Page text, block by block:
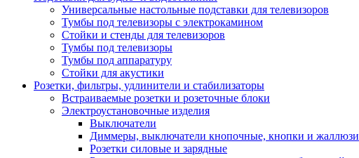
Универсальные настольные подставки для телевизоров
Тумбы под телевизоры с электрокамином
Стойки и стенды для телевизоров
Тумбы под телевизоры
Тумбы под аппаратуру
Стойки для акустики
Розетки, фильтры, удлинители и стабилизаторы
Встраиваемые розетки и розеточные блоки
Электроустановочные изделия
Выключатели
Диммеры, выключатели кнопочные, кнопки и жаллюзи
Розетки силовые и зарядные